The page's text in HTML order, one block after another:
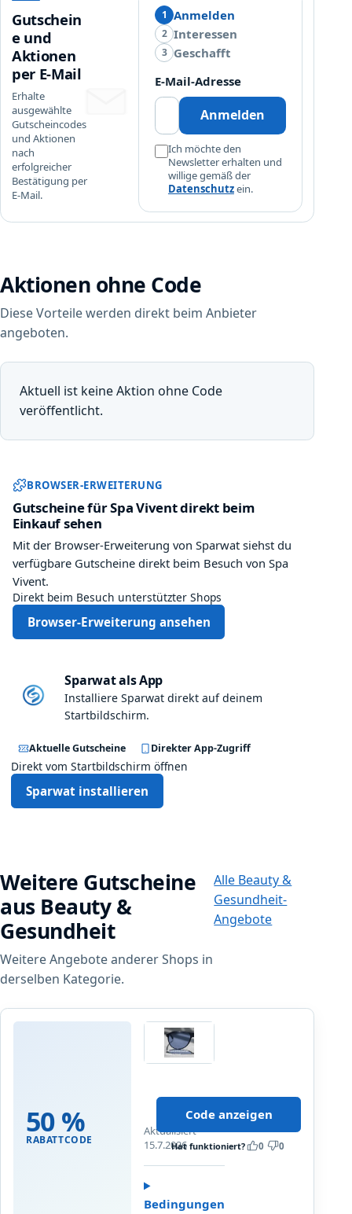
c
k
ü
c
1
Gutschein
e und
Aktionen
per E-Mail
Erhalte
ausgewählte
Gutscheincodes
und Aktionen
nach
erfolgreicher
Bestätigung per
E-Mail.
1 Anmelden
2 Interessen
3 Geschafft
E-Mail-Adresse
Anmelden
Ich möchte den
Newsletter erhalten und
willige gemäß der
Datenschutzein.
Aktionen ohne Code
Diese Vorteile werden direkt beim Anbieter
angeboten.
Aktuell ist keine Aktion ohne Code
veröffentlicht.
Sparwat Browser-Erweiterung und
BROWSER-ERWEITERUNG
Gutscheine für Spa Vivent direkt beim
Einkauf sehen
Mit der Browser-Erweiterung von Sparwat siehst du
verfügbare Gutscheine direkt beim Besuch von Spa
Vivent.
Direkt beim Besuch unterstützter Shops
Browser-Erweiterung ansehen
Sparwat als App
Installiere Sparwat direkt auf deinem
Startbildschirm.
Aktuelle Gutscheine Direkter App-Zugriff
Direkt vom Startbildschirm öffnen
Sparwat installieren
Weitere Gutscheine
aus Beauty &
Gesundheit
Weitere Angebote anderer Shops in
derselben Kategorie.
Alle Beauty &
Gesundheit-
Angebote
50 %
RABATTCODE
R
a
b
a
t
Aktualisiert
15.7.2026
Bedingungen
Code anzeigen
Hat funktioniert? 0 0